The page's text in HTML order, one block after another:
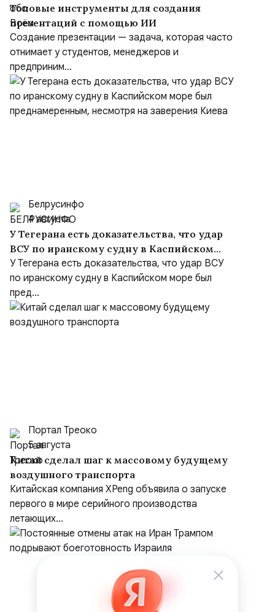
Топовые инструменты для создания
презентаций с помощью ИИ
Создание презентации — задача, которая часто
отнимает у студентов, менеджеров и
предприним...
Белрусинфо
4 августа
У Тегерана есть доказательства, что удар
ВСУ по иранскому судну в Каспийском
море был преднамеренным, несмотря на
заверения Киева
У Тегерана есть доказательства, что удар ВСУ
по иранскому судну в Каспийском море был
пред...
Портал Треоко
5 августа
Китай сделал шаг к массовому будущему
воздушного транспорта
Китайская компания XPeng объявила о запуске
первого в мире серийного производства
летающих...